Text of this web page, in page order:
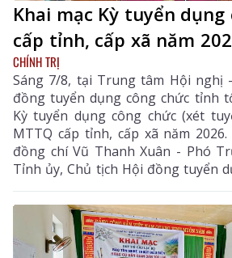
Khai mạc Kỳ tuyển dụng
cấp tỉnh, cấp xã năm
CHÍNH TRỊ
Sáng 7/8, tại Trung tâm Hội nghị
đồng tuyển dụng công chức tỉnh
Kỳ tuyển dụng công chức (xét
MTTQ cấp tỉnh, cấp xã năm 2026. Dự lễ khai mạc có
đồng chí Vũ Thanh Xuân - Phó
Tỉnh ủy, Chủ tịch Hội đồng tuyển
cùng các thành viên hội đồng
sát, ban vấn đáp và thí sinh tham